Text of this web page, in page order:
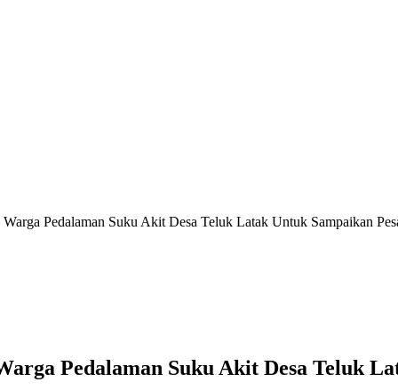
Pedalaman Suku Akit Desa Teluk Latak Untuk Sampaikan
Pedalaman Suku Akit Desa Teluk